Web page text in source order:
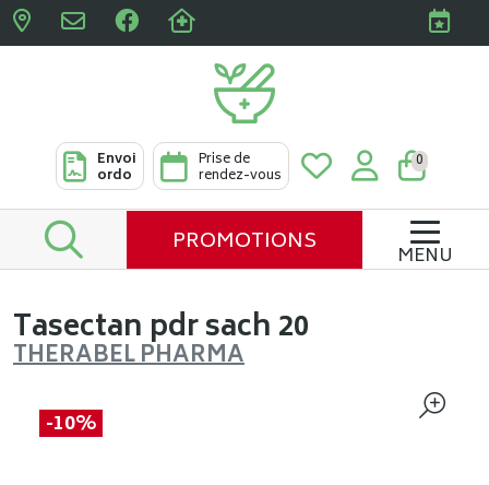
Pharmacies Clabots &
Envoi
ordo
Prise de
rendez-vous
0
PROMOTIONS MENU
Tasectan pdr sach 20
THERABEL PHARMA
-10%